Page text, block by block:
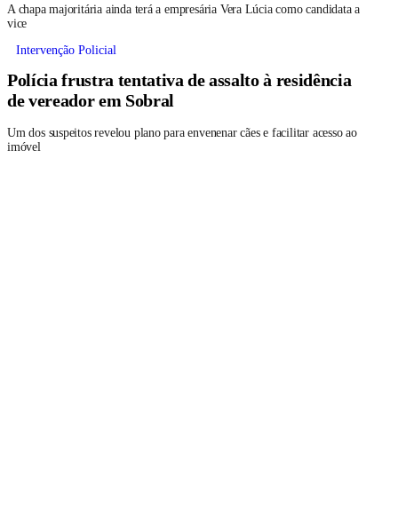
A chapa majoritária ainda terá a empresária Vera Lúcia como candidata a
vice
Intervenção Policial
Polícia frustra tentativa de assalto à residência
de vereador em Sobral
Um dos suspeitos revelou plano para envenenar cães e facilitar acesso ao
imóvel